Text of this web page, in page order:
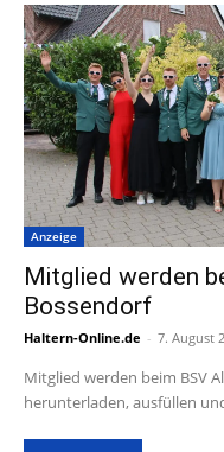
Anzeige
Mitglied werden
Bossendorf
Haltern-Online.de - 7. August
Mitglied werden beim BSV
herunterladen, ausfüllen